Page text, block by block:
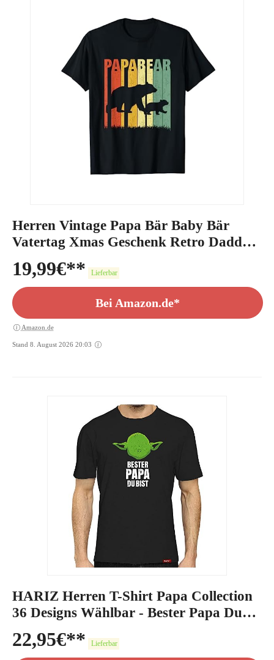
Herren Vintage Papa Bär Baby Bär
Vatertag Xmas Geschenk Retro Daddy
T-Shirt
19,99€ Lieferbar
Bei Amazon.de*
Amazon.de
Stand 8. August 2026 20:03
HARIZ Herren T-Shirt Papa Collection
36 Designs Wählbar - Bester Papa Du
Bist
22,95€ Lieferbar